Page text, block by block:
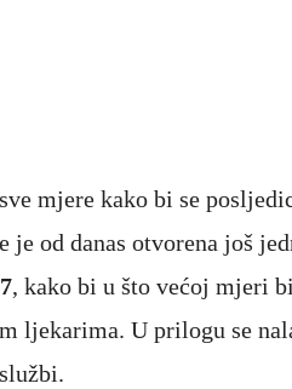
mjere kako bi se
od danas otvorena još
, kako bi u što većoj mjeri
ljekarima. U prilogu se